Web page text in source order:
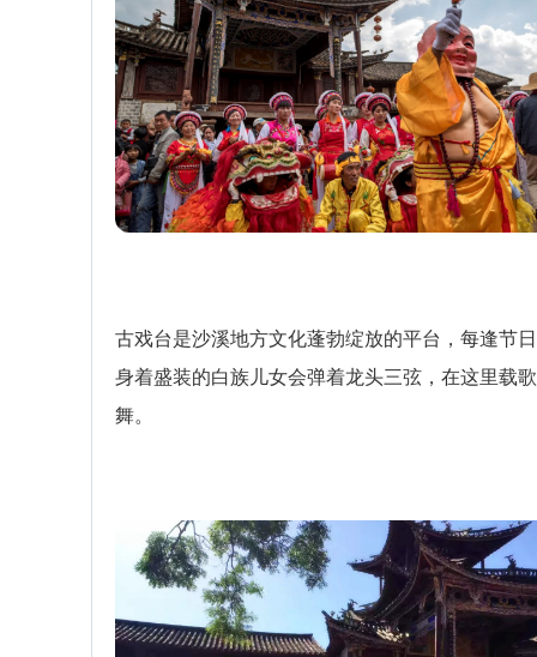
古戏台是沙溪地方文化蓬勃绽放的平台，每逢节
身着盛装的白族儿女会弹着龙头三弦，在这里载
舞。